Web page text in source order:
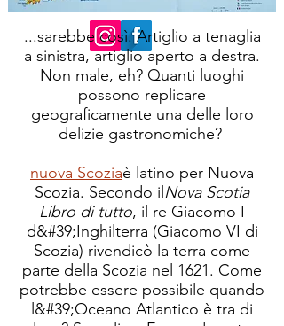
...sarebbe così. Artiglio a tenaglia
a sinistra, artiglio aperto a destra.
Non male, eh? Quanti luoghi
possono replicare
geograficamente una delle loro
delizie gastronomiche?
nuova Scoziaè latino per Nuova
Scozia. Secondo il Nova Scotia
Libro di tutto, il re Giacomo I
d&#39;Inghilterra (Giacomo VI di
Scozia) rivendicò la terra come
parte della Scozia nel 1621. Come
potrebbe essere possibile quando
l&#39;Oceano Atlantico è tra di